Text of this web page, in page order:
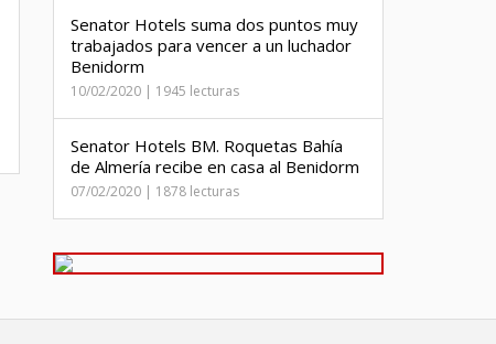
Senator Hotels suma dos puntos muy
trabajados para vencer a un luchador
Benidorm
10/02/2020 | 1945 lecturas
Senator Hotels BM. Roquetas Bahía
de Almería recibe en casa al Benidorm
07/02/2020 | 1878 lecturas